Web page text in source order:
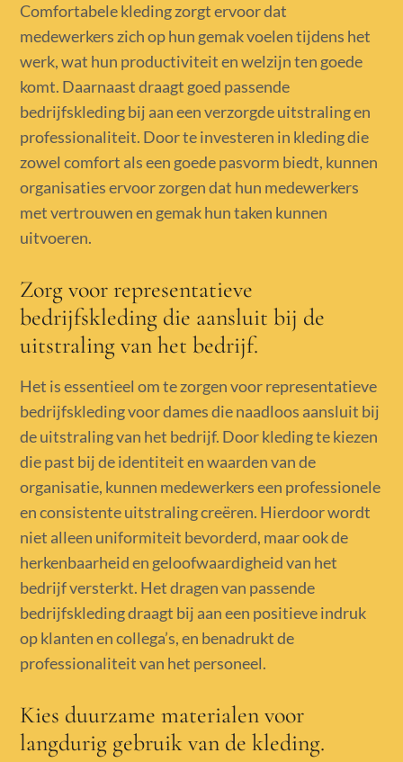
Comfortabele kleding zorgt ervoor dat
medewerkers zich op hun gemak voelen tijdens het
werk, wat hun productiviteit en welzijn ten goede
komt. Daarnaast draagt goed passende
bedrijfskleding bij aan een verzorgde uitstraling en
professionaliteit. Door te investeren in kleding die
zowel comfort als een goede pasvorm biedt, kunnen
organisaties ervoor zorgen dat hun medewerkers
met vertrouwen en gemak hun taken kunnen
uitvoeren.
Zorg voor representatieve
bedrijfskleding die aansluit bij de
uitstraling van het bedrijf.
Het is essentieel om te zorgen voor representatieve
bedrijfskleding voor dames die naadloos aansluit bij
de uitstraling van het bedrijf. Door kleding te kiezen
die past bij de identiteit en waarden van de
organisatie, kunnen medewerkers een professionele
en consistente uitstraling creëren. Hierdoor wordt
niet alleen uniformiteit bevorderd, maar ook de
herkenbaarheid en geloofwaardigheid van het
bedrijf versterkt. Het dragen van passende
bedrijfskleding draagt bij aan een positieve indruk
op klanten en collega’s, en benadrukt de
professionaliteit van het personeel.
Kies duurzame materialen voor
langdurig gebruik van de kleding.